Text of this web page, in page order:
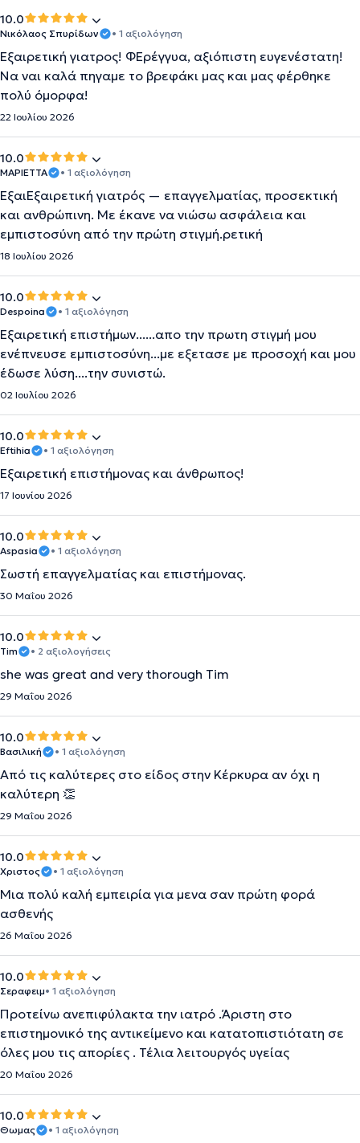
10.0
Νικόλαος Σπυρίδων • 1 αξιολόγηση
Εξαιρετική γιατρος! ΦΕρέγγυα, αξιόπιστη ευγενέστατη!
Να ναι καλά πηγαμε το βρεφάκι μας και μας φέρθηκε
πολύ όμορφα!
22 Ιουλίου 2026
10.0
ΜΑΡΙΕΤΤΑ • 1 αξιολόγηση
ΕξαιΕξαιρετική γιατρός — επαγγελματίας, προσεκτική
και ανθρώπινη. Με έκανε να νιώσω ασφάλεια και
εμπιστοσύνη από την πρώτη στιγμή.ρετική
18 Ιουλίου 2026
10.0
Despoina • 1 αξιολόγηση
Εξαιρετική επιστήμων......απο την πρωτη στιγμή μου
ενέπνευσε εμπιστοσύνη...με εξετασε με προσοχή και μου
έδωσε λύση....την συνιστώ.
02 Ιουλίου 2026
10.0
Eftihia • 1 αξιολόγηση
Εξαιρετική επιστήμονας και άνθρωπος!
17 Ιουνίου 2026
10.0
Aspasia • 1 αξιολόγηση
Σωστή επαγγελματίας και επιστήμονας.
30 Μαΐου 2026
10.0
Tim • 2 αξιολογήσεις
she was great and very thorough Tim
29 Μαΐου 2026
10.0
Βασιλική • 1 αξιολόγηση
Από τις καλύτερες στο είδος στην Κέρκυρα αν όχι η
καλύτερη 👏
29 Μαΐου 2026
10.0
Χριστος • 1 αξιολόγηση
Μια πολύ καλή εμπειρία για μενα σαν πρώτη φορά
ασθενής
26 Μαΐου 2026
10.0
Σεραφειμ• 1 αξιολόγηση
Προτείνω ανεπιφύλακτα την ιατρό .Άριστη στο
επιστημονικό της αντικείμενο και κατατοπιστιότατη σε
όλες μου τις απορίες . Τέλια λειτουργός υγείας
20 Μαΐου 2026
10.0
Θωμας • 1 αξιολόγηση